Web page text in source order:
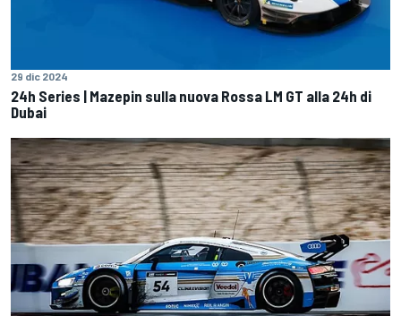
29 dic 2024
24h Series | Mazepin sulla nuova Rossa LM GT alla 24h di
Dubai